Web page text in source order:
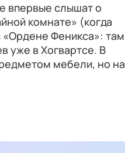
впервые слышат о
комнате» (когда
«Ордене Феникса»: там
уже в Хогвартсе. В
мебели, но на